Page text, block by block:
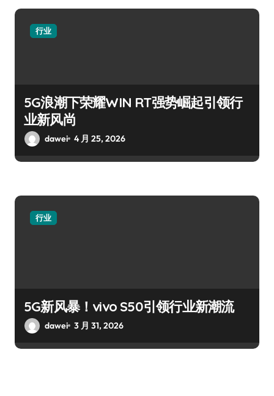
行业
5G浪潮下荣耀WIN RT强势崛起引领行
业新风尚
dawei 4 月 25, 2026
行业
5G新风暴！vivo S50引领行业新潮流
dawei 3 月 31, 2026